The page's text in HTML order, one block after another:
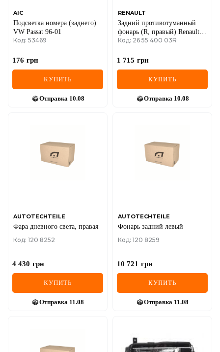
AIC
Подсветка номера (заднего)
VW Passat 96-01
Код: 53469
176 грн
КУПИТЬ
Отправка 10.08
RENAULT
Задний противотуманный
фонарь (R, правый) Renault
Scenic III / Captur
Код: 26 55 400 03R
1 715 грн
КУПИТЬ
Отправка 10.08
AUTOTECHTEILE
Фара дневного света, правая
Код: 120 8252
4 430 грн
КУПИТЬ
Отправка 11.08
AUTOTECHTEILE
Фонарь задний левый
Код: 120 8259
10 721 грн
КУПИТЬ
Отправка 11.08